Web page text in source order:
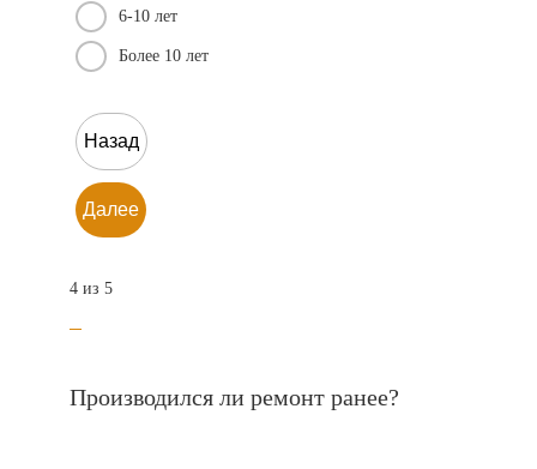
6-10 лет
Более 10 лет
Назад
Далее
4 из 5
Производился ли ремонт ранее?